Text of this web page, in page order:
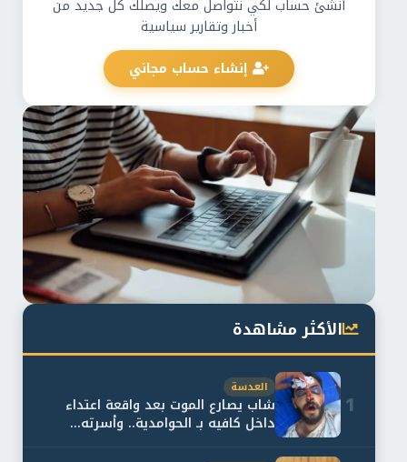
أنشئ حساب لكي نتواصل معك ويصلك كل جديد من
أخبار وتقارير سياسية
إنشاء حساب مجاني
الأكثر مشاهدة
1
العدسة
شاب يصارع الموت بعد واقعة اعتداء
داخل كافيه بـ الحوامدية.. وأسرته...